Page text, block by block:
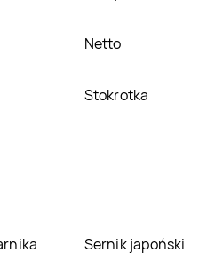
Netto
Stokrotka
Sernik japoński